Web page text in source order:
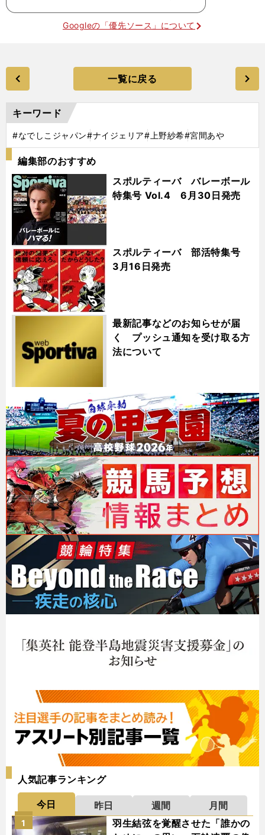
Googleの「優先ソース」について
一覧に戻る
キーワード
#なでしこジャパン#ナイジェリア#上野紗希#宮間あや
編集部のおすすめ
スポルティーバ バレーボール
特集号 Vol.4 6月30日発売
スポルティーバ 部活特集号
3月16日発売
最新記事などのお知らせが届
く プッシュ通知を受け取る方
法について
人気記事ランキング
今日 昨日 週間
月間
羽生結弦を覚醒させた「誰かの
1